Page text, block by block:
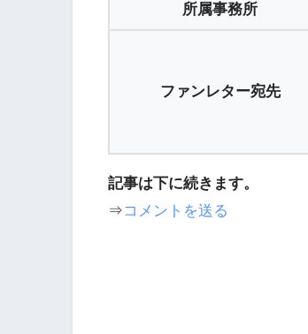
所属事務所
ファンレター宛先
記事は下に続きます。
⇒コメントを送る